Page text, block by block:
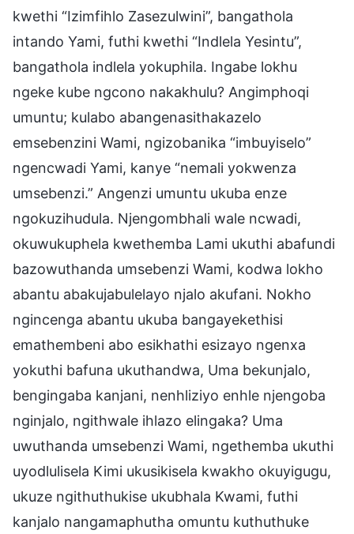
kwethi “Izimfihlo Zasezulwini”, bangathola
intando Yami, futhi kwethi “Indlela Yesintu”,
bangathola indlela yokuphila. Ingabe lokhu
ngeke kube ngcono nakakhulu? Angimphoqi
umuntu; kulabo abangenasithakazelo
emsebenzini Wami, ngizobanika “imbuyiselo”
ngencwadi Yami, kanye “nemali yokwenza
umsebenzi.” Angenzi umuntu ukuba enze
ngokuzihudula. Njengombhali wale ncwadi,
okuwukuphela kwethemba Lami ukuthi abafundi
bazowuthanda umsebenzi Wami, kodwa lokho
abantu abakujabulelayo njalo akufani. Nokho
ngincenga abantu ukuba bangayekethisi
emathembeni abo esikhathi esizayo ngenxa
yokuthi bafuna ukuthandwa, Uma bekunjalo,
bengingaba kanjani, nenhliziyo enhle njengoba
nginjalo, ngithwale ihlazo elingaka? Uma
uwuthanda umsebenzi Wami, ngethemba ukuthi
uyodlulisela Kimi ukusikisela kwakho okuyigugu,
ukuze ngithuthukise ukubhala Kwami, futhi
kanjalo nangamaphutha omuntu kuthuthuke